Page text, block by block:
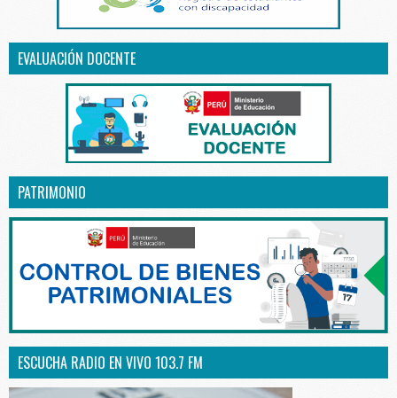
EVALUACIÓN DOCENTE
PATRIMONIO
ESCUCHA RADIO EN VIVO 103.7 FM